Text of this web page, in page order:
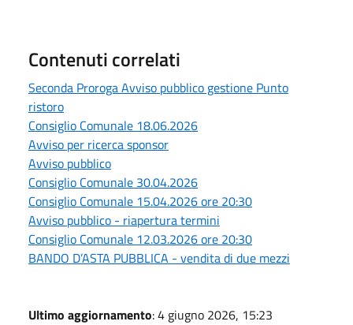
Contenuti correlati
Seconda Proroga Avviso pubblico gestione Punto
ristoro
Consiglio Comunale 18.06.2026
Avviso per ricerca sponsor
Avviso pubblico
Consiglio Comunale 30.04.2026
Consiglio Comunale 15.04.2026 ore 20:30
Avviso pubblico - riapertura termini
Consiglio Comunale 12.03.2026 ore 20:30
BANDO D’ASTA PUBBLICA - vendita di due mezzi
Ultimo aggiornamento: 4 giugno 2026, 15:23